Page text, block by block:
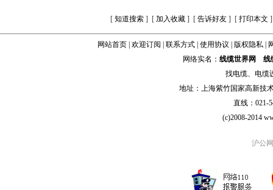
[ 知道搜索] [ 加入收藏] [ 告诉好友] [ 打印本文
网站首页| 欢迎订阅 联系方式| 使用协议 版权隐私|
网络实名： 线缆世界网
线
找电缆、 电缆
地址：上海紫竹国家高新技
直线：021-
(c)2008-2014
沪公